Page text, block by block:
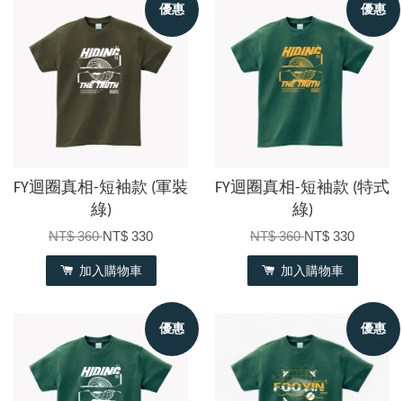
優惠
FY迴圈真相-短袖款 (軍裝
綠)
NT$ 360NT$ 330
加入購物車
優惠
FY迴圈真相-短袖款 (特式
綠)
NT$ 360NT$ 330
加入購物車
優惠 優惠